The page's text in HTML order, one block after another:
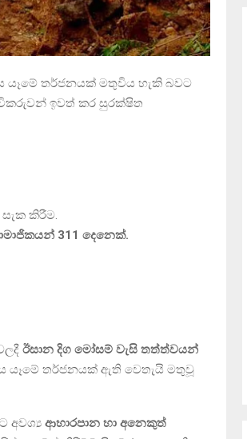
තර්ජනයක් මතුවිය හැකි බවට
ඉවත් කර සුරක්ෂිත
කිරීම.
311 දෙනෙක්.
ඊසාන දිග මෝසම් වැසි තත්ත්වයන්
යෑමේ තර්ජනයක් ඇති වෙතැයි මතුවූ
අවශ්‍ය ආහාරපාන හා අනෙකුත්